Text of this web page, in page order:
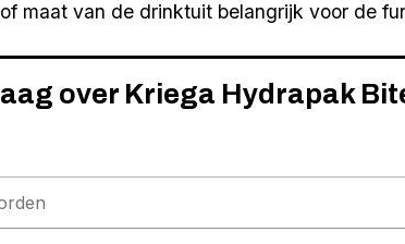
maat van de drinktuit belangrijk voor de
over Kriega Hydrapak